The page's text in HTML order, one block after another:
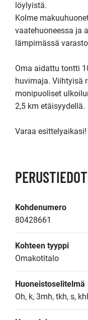
löylyistä.
Kolme
vaatehuoneessa ja
lämpimässä
Oma aidattu tontti
huvimaja. Viihtyisä
monipuoliset
2,5 km etäisyydellä.
Varaa esittelyaikasi!
PERUSTIEDOT
Kohdenumero
80428661
Kohteen tyyppi
Omakotitalo
Huoneistoselitelmä
Oh, k, 3mh, tkh, s,